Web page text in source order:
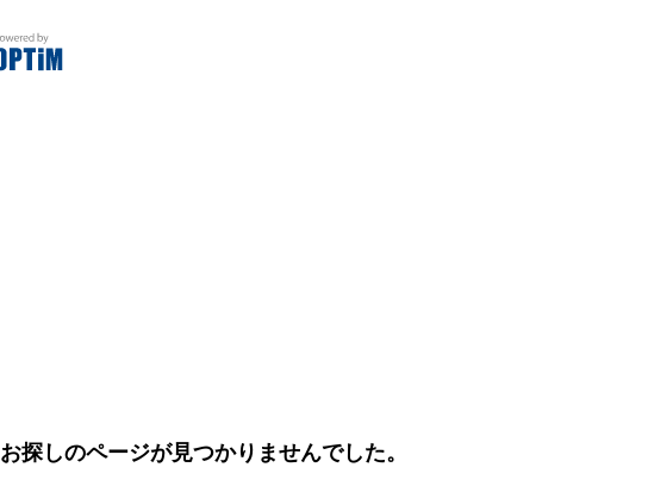
お探しのページが見つかりませんでした。